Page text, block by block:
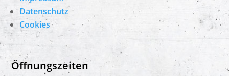
Datenschutz
Cookies
Öffnungszeiten